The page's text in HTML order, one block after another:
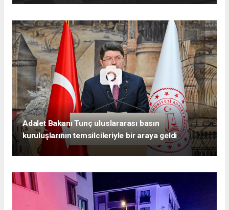
Adalet Bakanı Tunç uluslararası basın
kuruluşlarının temsilcileriyle bir araya geldi